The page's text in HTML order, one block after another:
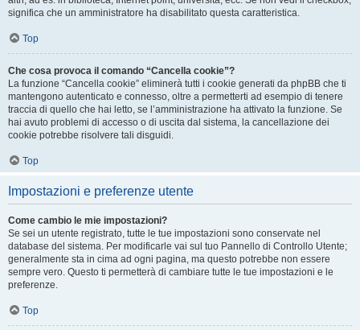
significa che un amministratore ha disabilitato questa caratteristica.
Top
Che cosa provoca il comando “Cancella cookie”?
La funzione “Cancella cookie” eliminerà tutti i cookie generati da phpBB che ti
mantengono autenticato e connesso, oltre a permetterti ad esempio di tenere
traccia di quello che hai letto, se l’amministrazione ha attivato la funzione. Se
hai avuto problemi di accesso o di uscita dal sistema, la cancellazione dei
cookie potrebbe risolvere tali disguidi.
Top
Impostazioni e preferenze utente
Come cambio le mie impostazioni?
Se sei un utente registrato, tutte le tue impostazioni sono conservate nel
database del sistema. Per modificarle vai sul tuo Pannello di Controllo Utente;
generalmente sta in cima ad ogni pagina, ma questo potrebbe non essere
sempre vero. Questo ti permetterà di cambiare tutte le tue impostazioni e le
preferenze.
Top